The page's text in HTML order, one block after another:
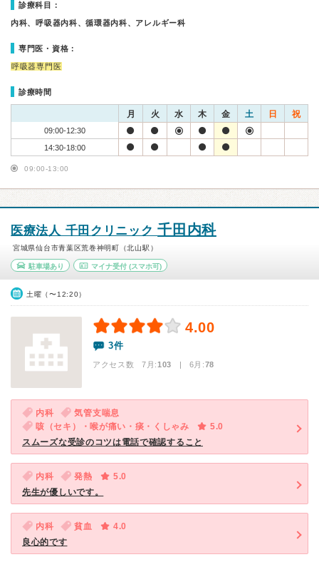
診療科目：
内科、呼吸器内科、循環器内科、アレルギー科
専門医・資格：
呼吸器専門医
診療時間
月 火 水 木 金 土 日 祝
09:00-12:30
14:30-18:00
09:00-13:00
医療法人 千田クリニック千田内科
宮城県仙台市青葉区荒巻神明町（北山駅）
駐車場あり マイナ受付(スマホ可)
土曜（〜12:20）
4.00
3件
アクセス数 7月:103 | 6月:78
内科
気管支喘息
咳（セキ）・喉が痛い・痰・くしゃみ
5.0
スムーズな受診のコツは電話で確認すること
内科 発熱
5.0
先生が優しいです。
内科 貧血
4.0
良心的です